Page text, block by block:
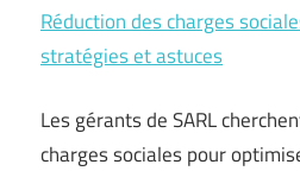
Réduction des charges
stratégies et astuces
Les gérants de SARL
charges sociales pour